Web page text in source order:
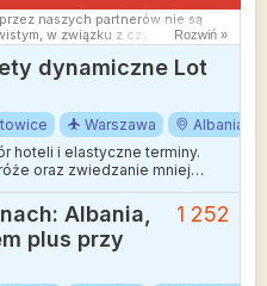
naszych partnerów nie są
w związku z czym ceny i
różnić od aktualnych.
były jak najmniejsze.
Rozwiń »
dynamiczne Lot
Warszawa
Albania
hoteli i elastyczne terminy.
oraz zwiedzanie mniej
Albania,
plus przy
1 252